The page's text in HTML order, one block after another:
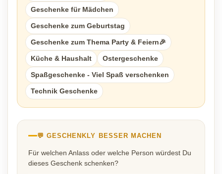
Geschenke für Mädchen
Geschenke zum Geburtstag
Geschenke zum Thema Party & Feiern🎉
Küche & Haushalt Ostergeschenke
Spaßgeschenke - Viel Spaß verschenken
Technik Geschenke
💬 GESCHENKLY BESSER MACHEN
Für welchen Anlass oder welche Person würdest Du
dieses Geschenk schenken?